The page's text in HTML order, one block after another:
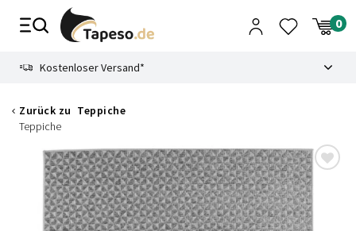
Zusammenbruch
Kostenloser Versand*
Zurück zu Teppiche
Teppiche